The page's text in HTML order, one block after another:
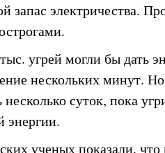
запас электричества.
угрей могли бы дать
нескольких минут.
суток, пока
энергии.
ученых показали,